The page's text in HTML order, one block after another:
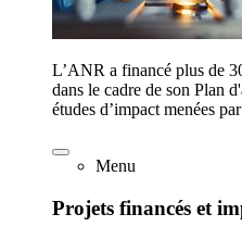
L’ANR a financé plus de
dans le cadre de son Plan
études d’impact menées
Menu
Projets financés et